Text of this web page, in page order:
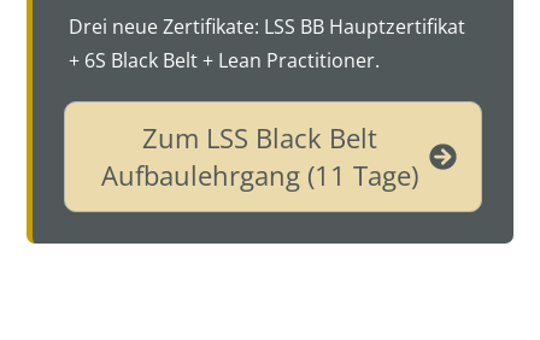
Drei neue Zertifikate: LSS BB Hauptzertifikat
+ 6S Black Belt + Lean Practitioner.
Zum LSS Black Belt
Aufbaulehrgang (11 Tage)